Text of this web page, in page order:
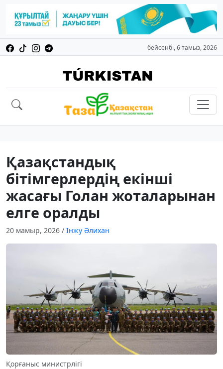
бейсенбі, 6 тамыз, 2026
Қазақстандық
бітімгерлердің екінші
жасағы Голан жоталарынан
елге оралды
20 мамыр, 2026 / Інжу Әлихан
Қорғаныс министрлігі